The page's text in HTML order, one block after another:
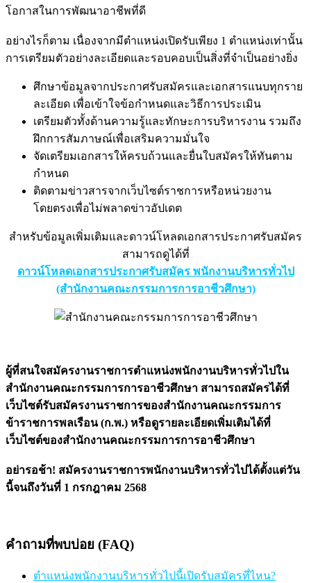
โอกาสในการพัฒนาอาชีพที่ดี
อย่างไรก็ตาม เนื่องจากมีตำแหน่งเปิดรับเพียง 1 ตำแหน่งเท่านั้น
การเตรียมตัวอย่างละเอียดและรอบคอบเป็นสิ่งที่จำเป็นอย่างยิ่ง
ศึกษาข้อมูลจากประกาศรับสมัครและเอกสารแนบทุกราย
ละเอียด เพื่อเข้าใจข้อกำหนดและวิธีการประเมิน
เตรียมตัวทั้งด้านความรู้และทักษะการบริหารงาน รวมถึง
ฝึกการสัมภาษณ์เพื่อเสริมความมั่นใจ
จัดเตรียมเอกสารให้ครบถ้วนและยื่นใบสมัครให้ทันตาม
กำหนด
ติดตามข่าวสารจากเว็บไซต์ราชการหรือหน่วยงาน
โดยตรงเพื่อไม่พลาดข่าวอัปเดต
สำหรับข้อมูลเพิ่มเติมและดาวน์โหลดเอกสารประกาศรับสมัคร
สามารถดูได้ที่
ดาวน์โหลดเอกสารประกาศรับสมัคร พนักงานบริหารทั่วไป
(สำนักงานคณะกรรมการการอาชีวศึกษา)
ผู้ที่สนใจสมัครงานราชการตำแหน่งพนักงานบริหารทั่วไปใน
สำนักงานคณะกรรมการการอาชีวศึกษา สามารถสมัครได้ที่
เว็บไซต์รับสมัครงานราชการของสำนักงานคณะกรรมการ
ข้าราชการพลเรือน (ก.พ.) หรือดูรายละเอียดเพิ่มเติมได้ที่
เว็บไซต์ของสำนักงานคณะกรรมการการอาชีวศึกษา
อย่ารอช้า! สมัครงานราชการพนักงานบริหารทั่วไปได้ตั้งแต่วัน
นี้จนถึงวันที่ 1 กรกฎาคม 2568
คำถามที่พบบ่อย (FAQ)
ตำแหน่งพนักงานบริหารทั่วไปนี้เปิดรับสมัครที่ไหน?